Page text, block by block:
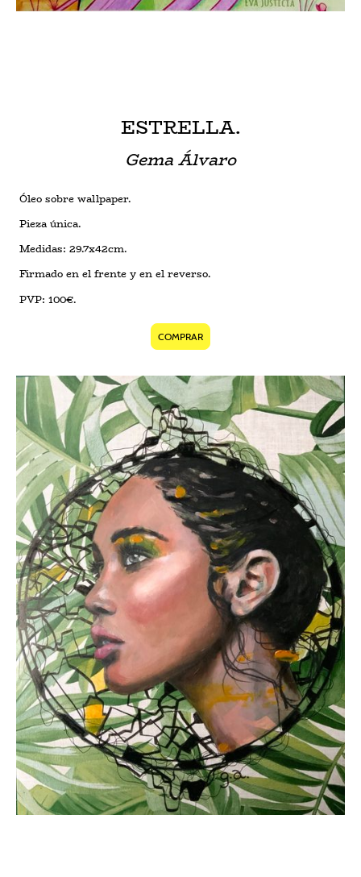
ESTRELLA.
Gema Álvaro
Óleo sobre wallpaper.
Pieza única.
Medidas: 29.7x42cm.
Firmado en el frente y en el reverso.
PVP: 100€.
COMPRAR